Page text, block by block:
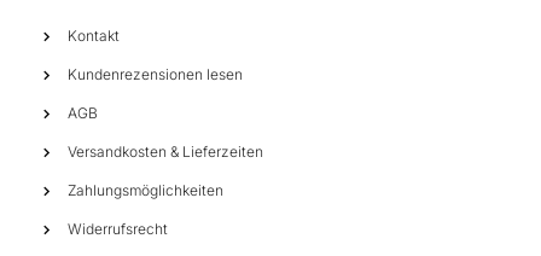
Kontakt
Kundenrezensionen lesen
AGB
Versandkosten & Lieferzeiten
Zahlungsmöglichkeiten
Widerrufsrecht